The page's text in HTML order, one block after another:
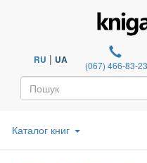
RU | UA (067) 466-83-23
Каталог книг